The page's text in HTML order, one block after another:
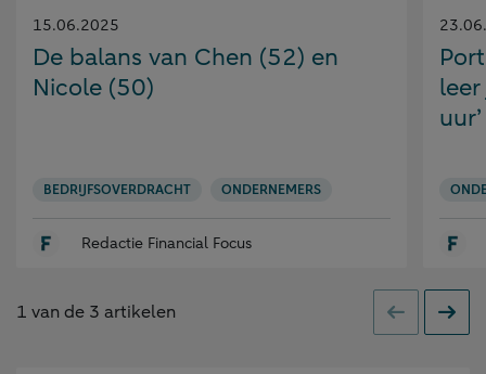
Gepubliceerd
op:
15.06.2025
De balans van Chen (52) en
Nicole (50)
BEDRIJFSOVERDRACHT ONDERNEMERS
Redactie Financial Focus
op:
uur’
1 van de 3 artikelen Vorige